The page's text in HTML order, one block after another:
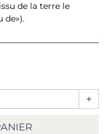
de la terre le
de»).
+